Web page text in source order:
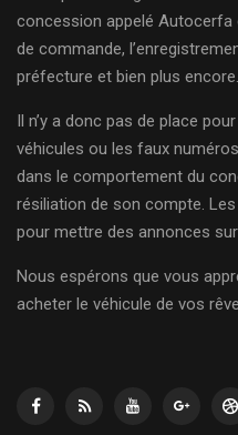
concession appelé
de commande,
préfecture et bien plus encore.
Il n’y a donc pas de place
véhicules ou les faux
dans le comportement du
résiliation de son compte. Les
pour mettre des annonces
Nous espérons que vous
acheter le véhicule de vos